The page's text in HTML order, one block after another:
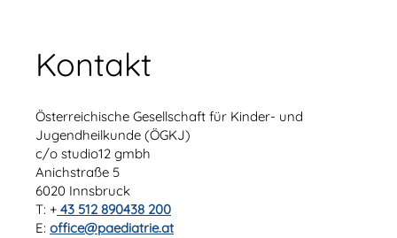
Kontakt
Österreichische Gesellschaft für Kinder- und
Jugendheilkunde (ÖGKJ)
c/o studio12 gmbh
Anichstraße 5
6020 Innsbruck
T: + 43 512 890438 200
E: office@paediatrie.at